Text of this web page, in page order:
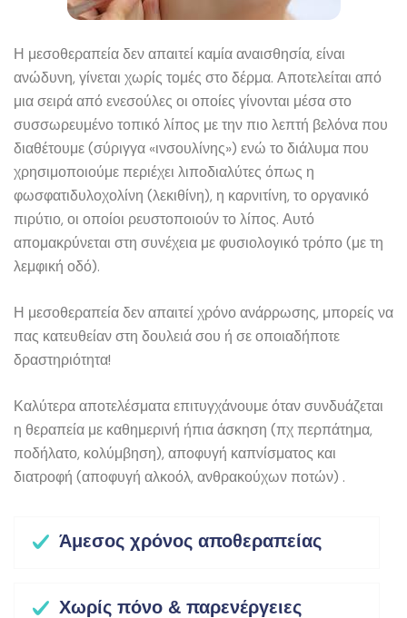
Η μεσοθεραπεία δεν απαιτεί καμία αναισθησία, είναι
ανώδυνη, γίνεται χωρίς τομές στο δέρμα. Αποτελείται από
μια σειρά από ενεσούλες οι οποίες γίνονται μέσα στο
συσσωρευμένο τοπικό λίπος με την πιο λεπτή βελόνα που
διαθέτουμε (σύριγγα «ινσουλίνης») ενώ το διάλυμα που
χρησιμοποιούμε περιέχει λιποδιαλύτες όπως η
φωσφατιδυλοχολίνη (λεκιθίνη), η καρνιτίνη, το οργανικό
πιρύτιο, οι οποίοι ρευστοποιούν το λίπος. Αυτό
απομακρύνεται στη συνέχεια με φυσιολογικό τρόπο (με τη
λεμφική οδό).
Η μεσοθεραπεία δεν απαιτεί χρόνο ανάρρωσης, μπορείς να
πας κατευθείαν στη δουλειά σου ή σε οποιαδήποτε
δραστηριότητα!
Καλύτερα αποτελέσματα επιτυγχάνουμε όταν συνδυάζεται
η θεραπεία με καθημερινή ήπια άσκηση (πχ περπάτημα,
ποδήλατο, κολύμβηση), αποφυγή καπνίσματος και
διατροφή (αποφυγή αλκοόλ, ανθρακούχων ποτών) .
Άμεσος χρόνος αποθεραπείας
Χωρίς πόνο & παρενέργειες